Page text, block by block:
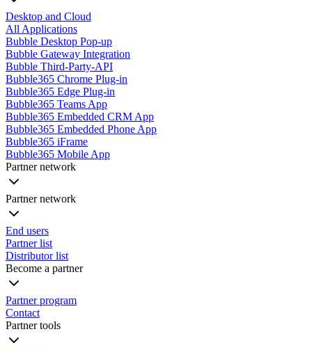
Desktop and Cloud
All Applications
Bubble Desktop Pop-up
Bubble Gateway Integration
Bubble Third-Party-API
Bubble365 Chrome Plug-in
Bubble365 Edge Plug-in
Bubble365 Teams App
Bubble365 Embedded CRM App
Bubble365 Embedded Phone App
Bubble365 iFrame
Bubble365 Mobile App
Partner network
Partner network
End users
Partner list
Distributor list
Become a partner
Partner program
Contact
Partner tools